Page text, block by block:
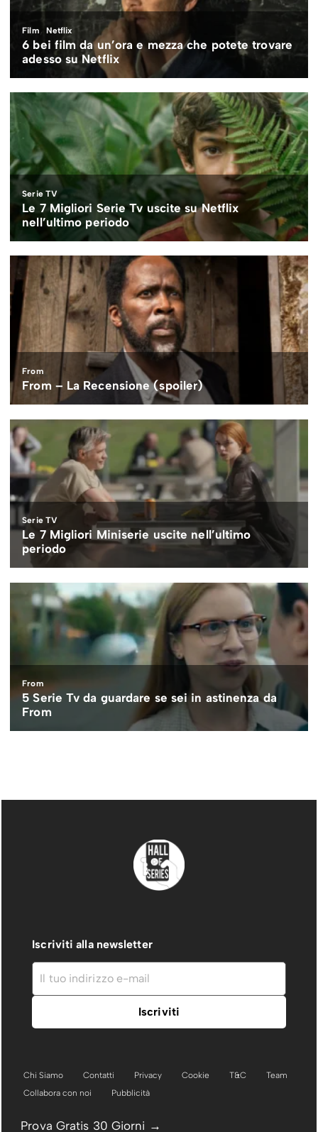
Iscriviti alla newsletter
Chi Siamo Contatti Privacy Cookie T&C
Team
Collabora con noi
Pubblicità
Prova Gratis 30 Giorni →